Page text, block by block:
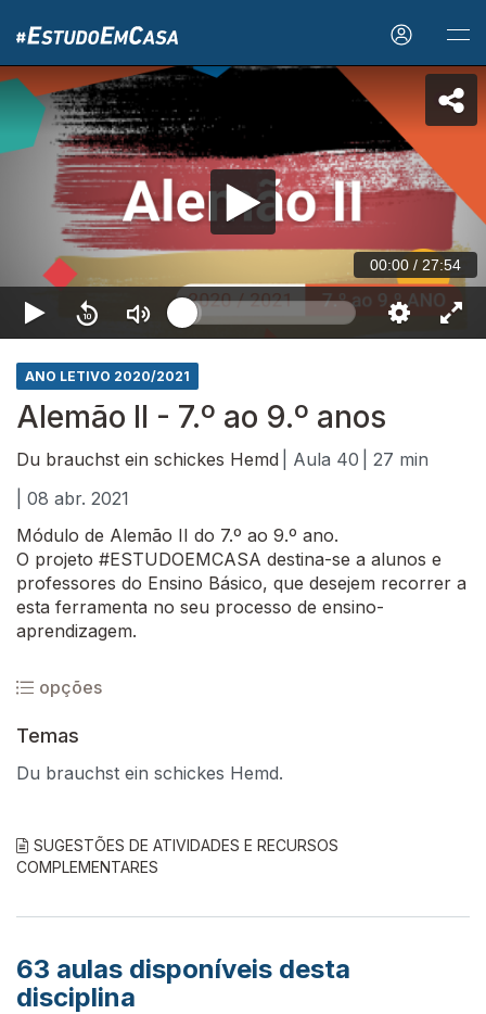
00:00 / 27:54
ANO LETIVO 2020/2021
Alemão II - 7.º ao 9.º anos
Du brauchst ein schickes Hemd | Aula 40
| 27 min
| 08 abr. 2021
Módulo de Alemão II do 7.º ao 9.º ano.
O projeto #ESTUDOEMCASA destina-se a alunos e
professores do Ensino Básico, que desejem recorrer a
esta ferramenta no seu processo de ensino-
aprendizagem.
opções
Temas
Du brauchst ein schickes Hemd.
SUGESTÕES DE ATIVIDADES E RECURSOS
COMPLEMENTARES
63 aulas disponíveis desta
disciplina